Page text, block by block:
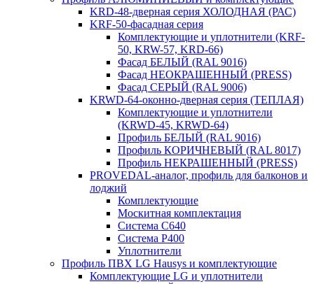
KRD-48-дверная серия ХОЛОДНАЯ (РАС)
KRF-50-фасадная серия
Комплектующие и уплотнители (KRF-
50, KRW-57, KRD-66)
Фасад БЕЛЫЙ (RAL 9016)
Фасад НЕОКРАШЕННЫЙ (PRESS)
Фасад СЕРЫЙ (RAL 9006)
KRWD-64-оконно-дверная серия (ТЕПЛАЯ)
Комплектующие и уплотнители
(KRWD-45, KRWD-64)
Профиль БЕЛЫЙ (RAL 9016)
Профиль КОРИЧНЕВЫЙ (RAL 8017)
Профиль НЕКРАШЕННЫЙ (PRESS)
PROVEDAL-аналог, профиль для балконов и
лоджий
Комплектующие
Москитная комплектация
Система C640
Система P400
Уплотнители
Профиль ПВХ LG Hausys и комплектующие
Комплектующие LG и уплотнители